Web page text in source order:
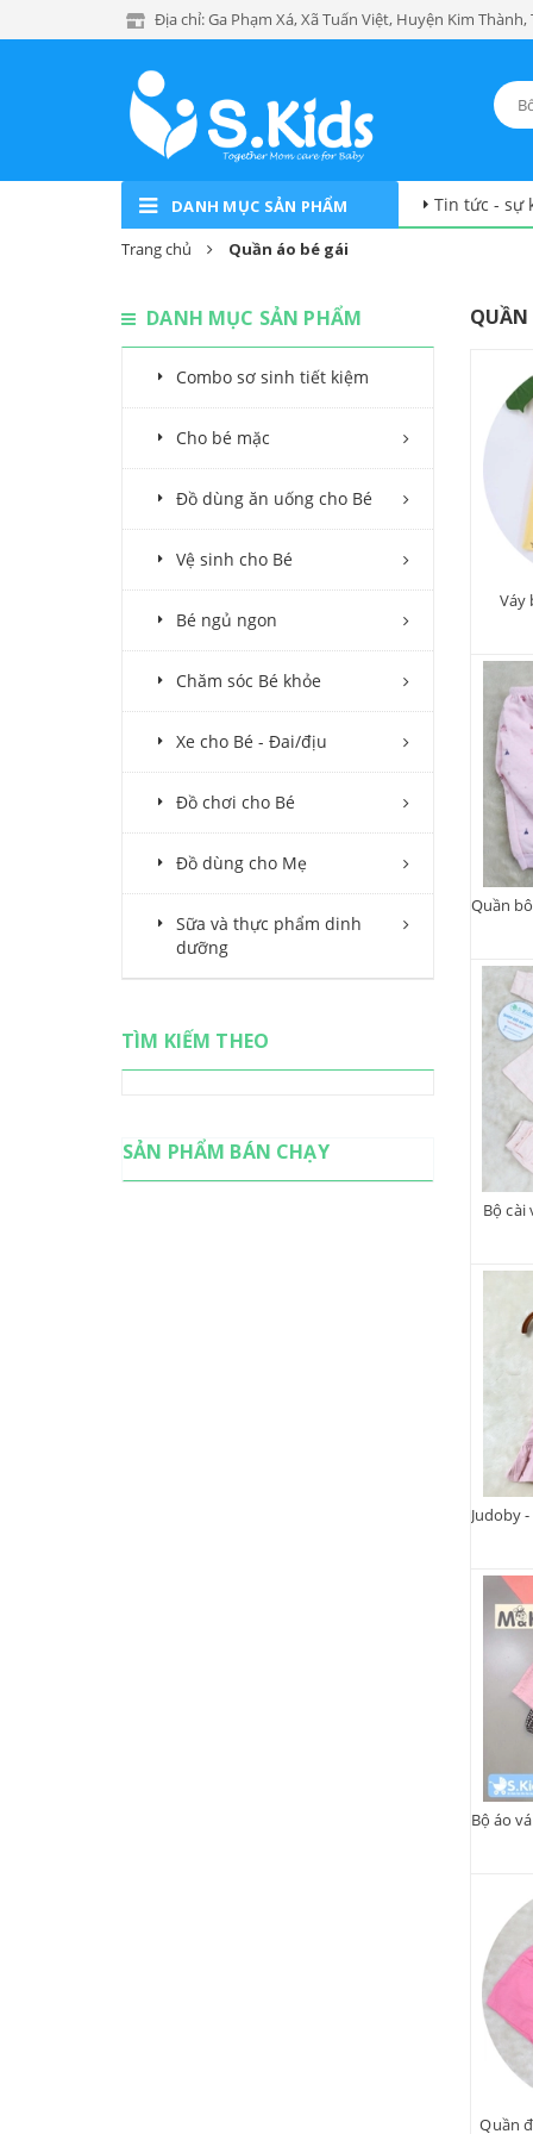
Địa chỉ: Ga Phạm Xá, Xã Tuấn Việt, Huyện Kim
DANH MỤC SẢN PHẨM Tin tức - sự
Trang chủ Quần áo bé gái
QUẦN
Váy
Bộ cài
Quần
DANH MỤC SẢN PHẨM
Combo sơ sinh tiết kiệm
Cho bé mặc
Đồ dùng ăn uống cho Bé
Vệ sinh cho Bé
Bé ngủ ngon
Chăm sóc Bé khỏe
Xe cho Bé - Đai/địu
Đồ chơi cho Bé
Đồ dùng cho Mẹ
Sữa và thực phẩm dinh
dưỡng
TÌM KIẾM THEO
SẢN PHẨM BÁN CHẠY